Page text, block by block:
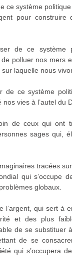
ce système
pour
de ce système
polluer nos mers
laquelle nous
de ce système
vies à l’autel du
de ceux qui ont
sages qui,
tracées
qui s’occupe
globaux.
l’argent, qui sert à
et des plus
de se substituer
de se
qui s’occupera